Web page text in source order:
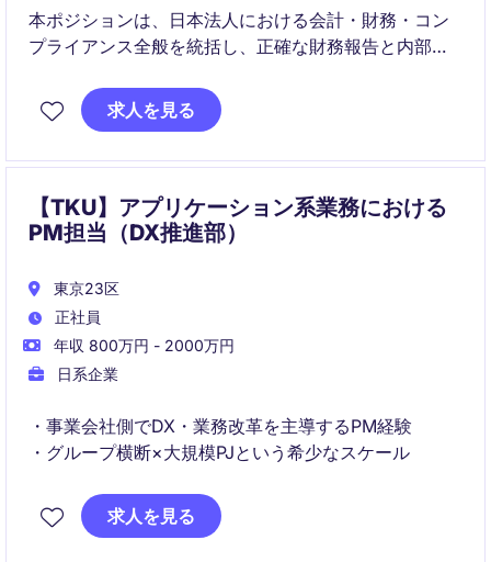
本ポジションは、日本法人における会計・財務・コン
プライアンス全般を統括し、正確な財務報告と内部統
がら業務改善や自動化を推進し、戦略的な意思決定を
支援します。
求人を見る
【TKU】アプリケーション系業務における
PM担当（DX推進部）
東京23区
正社員
年収 800万円 - 2000万円
日系企業
・事業会社側でDX・業務改革を主導するPM経験
・グループ横断×大規模PJという希少なスケール
求人を見る